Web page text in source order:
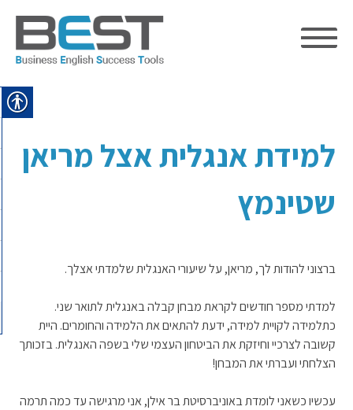
content
למידת אנגלית אצל מריאן
שטינמץ
ברצוני להודות לך, מריאן, על שיעורי האנגלית שלמדתי אצלך.
למדתי מספר חודשים לקראת מבחן קבלה באנגלית לתואר שני.
כתלמידה לקויית למידה, ידעת להתאים את הלמידה והחומרים. היית
קשובה לצרכיי וחיזקת את הביטחון העצמי שלי בשפה האנגלית. בזכותך
הצלחתי ועברתי את המבחן!
עכשיו כשאני לומדת באוניברסיטת בר אילן, אני מרגישה עד כמה תרמה